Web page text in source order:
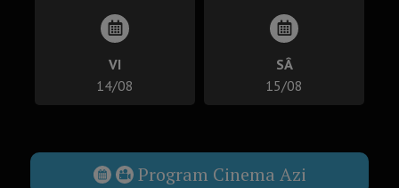
VI
14/08
SÂ
15/08
Program Cinema Azi